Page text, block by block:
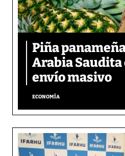
Piña
Arabia Saudita
envío masivo
ECONOMÍA